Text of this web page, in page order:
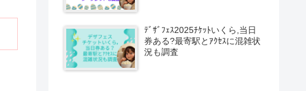
ﾃﾞｻﾞﾌｪｽ2025ﾁｹｯﾄいくら,当日
券ある?最寄駅とｱｸｾｽに混雑状
況も調査